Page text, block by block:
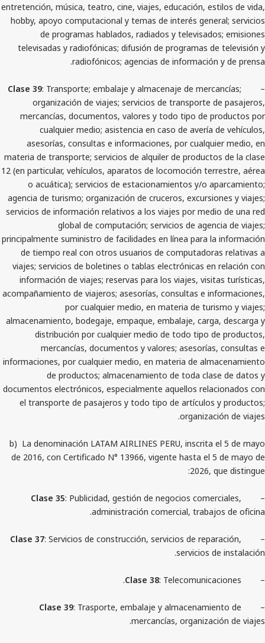
entretención, música, teatro, cine, viajes, educación,
hobby, apoyo computacional y temas de interés
de programas hablados, radiados y
televisadas y radiofónicas; difusión de programas
radiofónicos; agencias de
Clase 39 : Transporte; embalaje y almacenaje de
organización de viajes; servicios de transporte
mercancías, documentos, valores y todo tipo de
cualquier medio; asistencia en caso de
asesorías, consultas e informaciones, por
materia de transporte; servicios de alquiler de
12 (en particular, vehículos, aparatos de locomoción
o acuática); servicios de estacionamientos y/o
agencia de turismo; organización de cruceros,
servicios de información relativos a los viajes por
global de computación; servicios de
principalmente suministro de facilidades en línea para
de tiempo real con otros usuarios de
viajes; servicios de boletines o tablas electrónicas
información de viajes; reservas para los viajes,
acompañamiento de viajeros; asesorías, consultas e
por cualquier medio, en materia de
almacenamiento, bodegaje, empaque, embalaje,
distribución por cualquier medio de todo tipo
mercancías, documentos y valores;
informaciones, por cualquier medio, en materia de
de productos; almacenamiento de toda
documentos electrónicos, especialmente aquellos
el transporte de pasajeros y todo tipo de
b) La denominación LATAM AIRLINES PERU,
de 2016, con Certificado N° 13966, vigente hasta el
2026,
Clase 35: Publicidad, gestión de negocios
administración comercial,
Clase 37 : Servicios de construcción, servicios de
servicios
Clase 38:
Clase 39: Trasporte, embalaje y
mercancías,